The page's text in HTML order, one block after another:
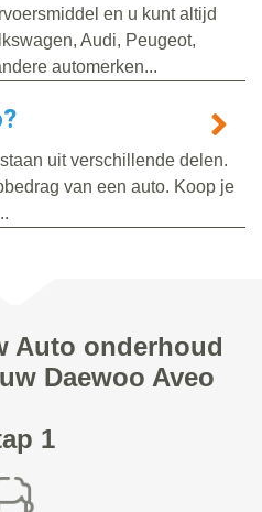
en u kunt altijd
Audi, Peugeot,
automerken...
uit verschillende delen.
van een auto. Koop je
Auto onderhoud
Daewoo Aveo
1